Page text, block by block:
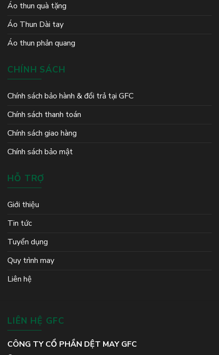
Áo thun quà tặng
Áo Thun Dài tay
Áo thun phản quang
CHÍNH SÁCH
Chính sách bảo hành & đổi trả tại GFC
Chính sách thanh toán
Chính sách giao hàng
Chính sách bảo mật
HỖ TRỢ
Giới thiệu
Tin tức
Tuyển dụng
Quy trình may
Liên hệ
LIÊN HỆ GFC
CÔNG TY CỔ PHẦN DỆT MAY GFC